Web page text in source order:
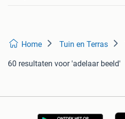
Home Tuin en Terras
60 resultaten voor 'adelaar beeld'